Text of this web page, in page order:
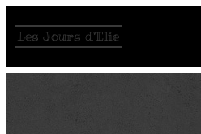
Les Jours d'Elie